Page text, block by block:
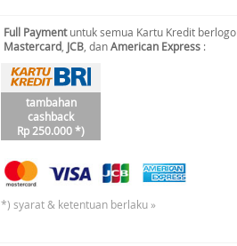
Full Paymentuntuk semua Kartu Kredit berlogo
Mastercard JCB , danAmerican Express :
tambahan
cashback
Rp 250.000 *)
*) syarat & ketentuan berlaku »